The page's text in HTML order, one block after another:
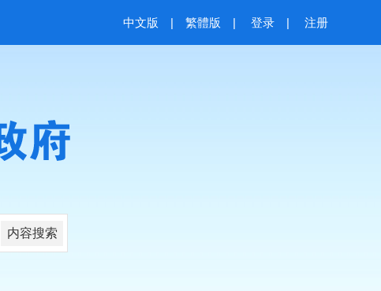
中文版 | 繁體版 | 登录 | 注册
内容搜索